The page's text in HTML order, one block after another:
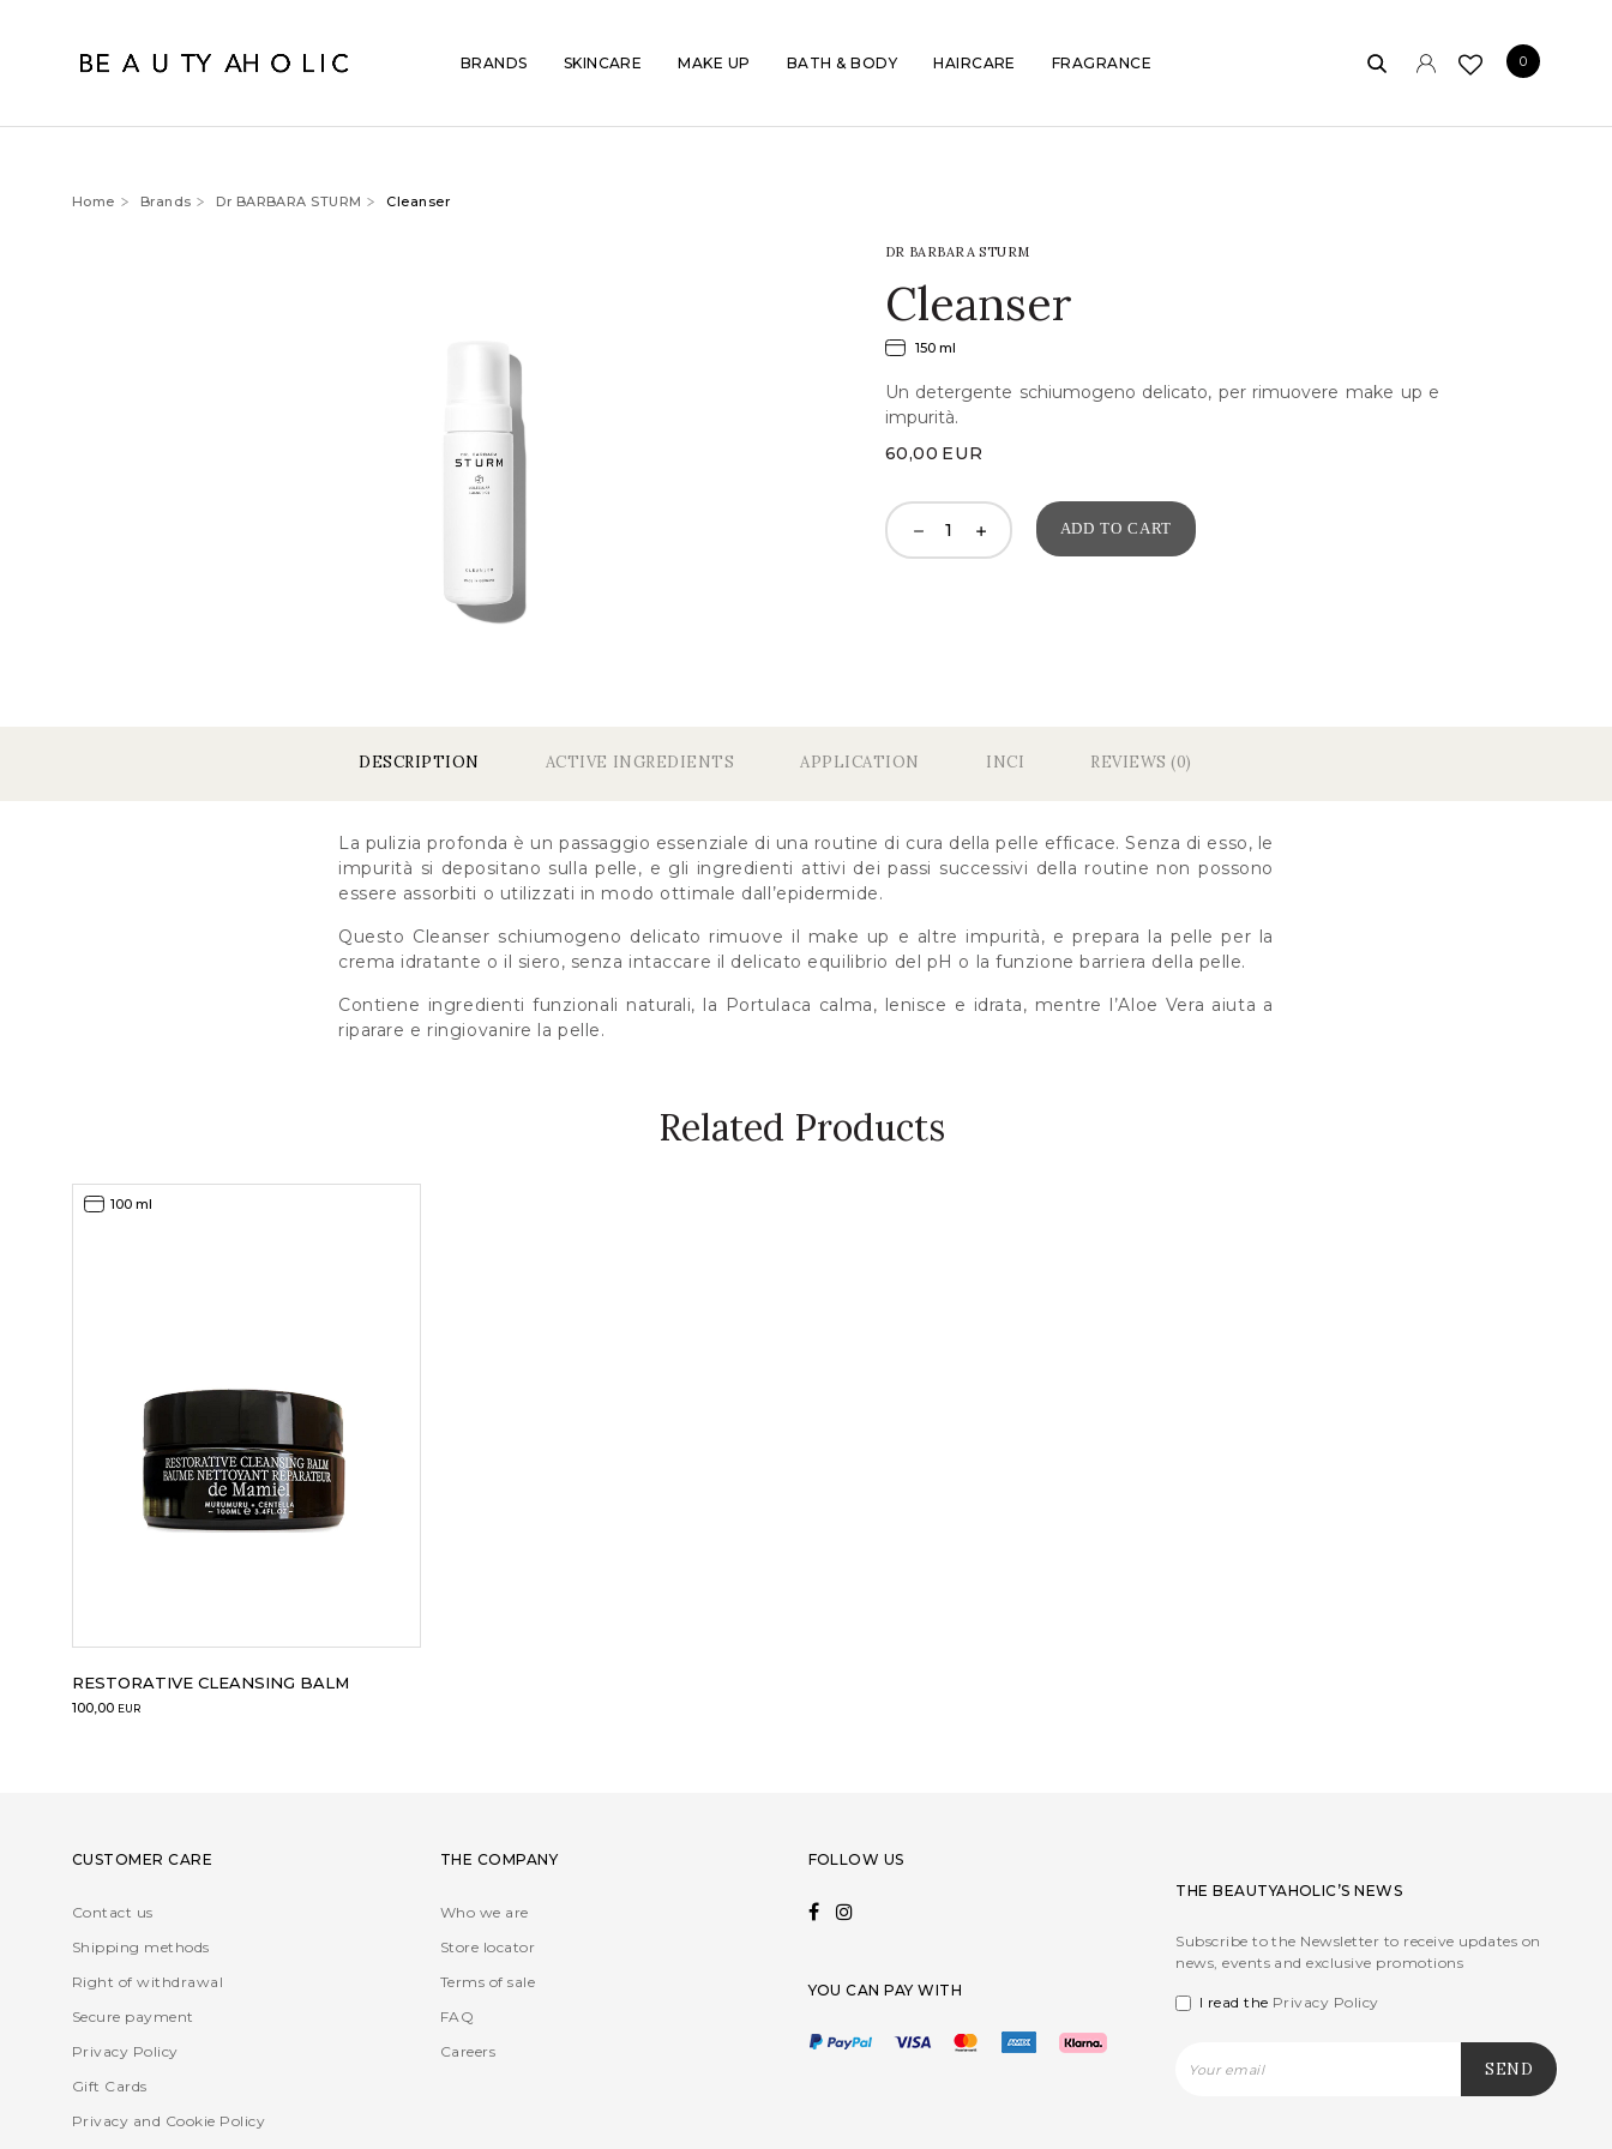
0
BRANDS SKINCARE MAKE UP BATH & BODY HAIRCARE FRAGRANCE
Home Brands Dr BARBARA STURM Cleanser
DR BARBARA STURM
Cleanser
150 ml
Un detergente schiumogeno delicato, per rimuovere make up e
impurità.
60,00 EUR
ADD TO CART
DESCRIPTION ACTIVE INGREDIENTS APPLICATION INCI REVIEWS (0)
La pulizia profonda è un passaggio essenziale di una routine di cura della pelle efficace. Senza di esso, le
impurità si depositano sulla pelle, e gli ingredienti attivi dei passi successivi della routine non possono
essere assorbiti o utilizzati in modo ottimale dall’epidermide.
Questo Cleanser schiumogeno delicato rimuove il make up e altre impurità, e prepara la pelle per la
crema idratante o il siero, senza intaccare il delicato equilibrio del pH o la funzione barriera della pelle.
Contiene ingredienti funzionali naturali, la Portulaca calma, lenisce e idrata, mentre l’Aloe Vera aiuta a
riparare e ringiovanire la pelle.
Related Products
100 ml
RESTORATIVE CLEANSING BALM
100,00 EUR
CUSTOMER CARE
Contact us
Shipping methods
Right of withdrawal
Secure payment
Privacy Policy
Gift Cards
Privacy and Cookie Policy
THE COMPANY
Who we are
Store locator
Terms of sale
FAQ
Careers
FOLLOW US
YOU CAN PAY WITH
THE BEAUTYAHOLIC’S NEWS
Subscribe to the Newsletter to receive updates on
news, events and exclusive promotions
I read the Privacy Policy